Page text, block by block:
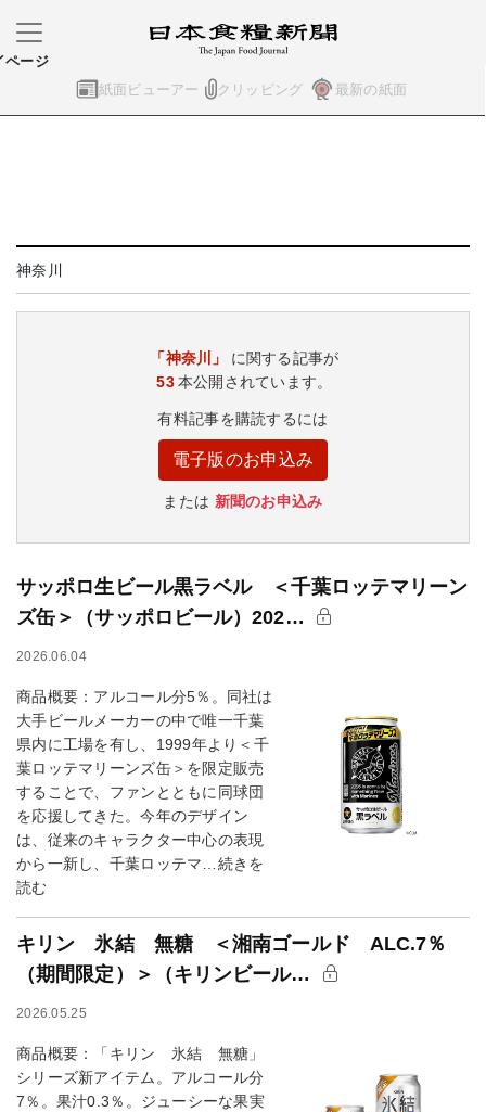
紙面ビューアー クリッピング 最新の紙面
ページ
神奈川
「神奈川」
に関する記事が
53本公開されています。
有料記事を購読するには
電子版のお申込み
または 新聞のお申込み
サッポロ生ビール黒ラベル ＜千葉ロッテマリーン
ズ缶＞（サッポロビール）202…
2026.06.04
商品概要：アルコール分5％。同社は
大手ビールメーカーの中で唯一千葉
県内に工場を有し、1999年より＜千
葉ロッテマリーンズ缶＞を限定販売
することで、ファンとともに同球団
を応援してきた。今年のデザイン
は、従来のキャラクター中心の表現
から一新し、千葉ロッテマ…続きを
読む
キリン 氷結 無糖 ＜湘南ゴールド ALC.7％
（期間限定）＞（キリンビール…
2026.05.25
商品概要：「キリン 氷結 無糖」
シリーズ新アイテム。アルコール分
7％。果汁0.3％。ジューシーな果実